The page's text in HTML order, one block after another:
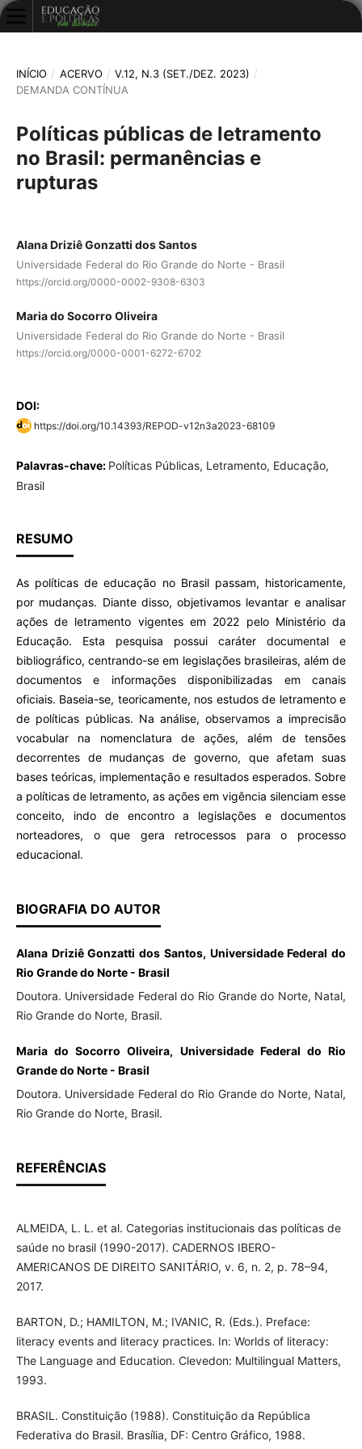
INÍCIO / ACERVO / V.12, N.3 (SET./DEZ. 2023) /
DEMANDA CONTÍNUA
Políticas públicas de letramento
no Brasil: permanências e
rupturas
Alana Driziê Gonzatti dos Santos
Universidade Federal do Rio Grande do Norte - Brasil
https://orcid.org/0000-0002-9308-6303
Maria do Socorro Oliveira
Universidade Federal do Rio Grande do Norte - Brasil
https://orcid.org/0000-0001-6272-6702
DOI:
https://doi.org/10.14393/REPOD-v12n3a2023-68109
Palavras-chave: Políticas Públicas, Letramento, Educação,
Brasil
RESUMO
As políticas de educação no Brasil passam, historicamente,
por mudanças. Diante disso, objetivamos levantar e analisar
ações de letramento vigentes em 2022 pelo Ministério da
Educação. Esta pesquisa possui caráter documental e
bibliográfico, centrando-se em legislações brasileiras, além de
documentos e informações disponibilizadas em canais
oficiais. Baseia-se, teoricamente, nos estudos de letramento e
de políticas públicas. Na análise, observamos a imprecisão
vocabular na nomenclatura de ações, além de tensões
decorrentes de mudanças de governo, que afetam suas
bases teóricas, implementação e resultados esperados. Sobre
a políticas de letramento, as ações em vigência silenciam esse
conceito, indo de encontro a legislações e documentos
norteadores, o que gera retrocessos para o processo
educacional.
BIOGRAFIA DO AUTOR
Alana Driziê Gonzatti dos Santos, Universidade Federal do
Rio Grande do Norte - Brasil
Doutora. Universidade Federal do Rio Grande do Norte, Natal,
Rio Grande do Norte, Brasil.
Maria do Socorro Oliveira, Universidade Federal do Rio
Grande do Norte - Brasil
Doutora. Universidade Federal do Rio Grande do Norte, Natal,
Rio Grande do Norte, Brasil.
REFERÊNCIAS
ALMEIDA, L. L. et al. Categorias institucionais das políticas de
saúde no brasil (1990-2017). CADERNOS IBERO-
AMERICANOS DE DIREITO SANITÁRIO, v. 6, n. 2, p. 78–94,
2017.
BARTON, D.; HAMILTON, M.; IVANIC, R. (Eds.). Preface:
literacy events and literacy practices. In: Worlds of literacy:
The Language and Education. Clevedon: Multilingual Matters,
1993.
BRASIL. Constituição (1988). Constituição da República
Federativa do Brasil. Brasília, DF: Centro Gráfico, 1988.